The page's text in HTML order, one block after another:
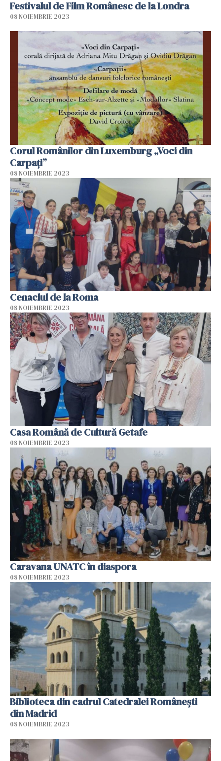
Festivalul de Film Românesc de la Londra
08 NOIEMBRIE 2023
Corul Românilor din Luxemburg „Voci din
Carpați”
08 NOIEMBRIE 2023
Cenaclul de la Roma
08 NOIEMBRIE 2023
Casa Română de Cultură Getafe
08 NOIEMBRIE 2023
Caravana UNATC în diaspora
08 NOIEMBRIE 2023
Biblioteca din cadrul Catedralei Românești
din Madrid
08 NOIEMBRIE 2023